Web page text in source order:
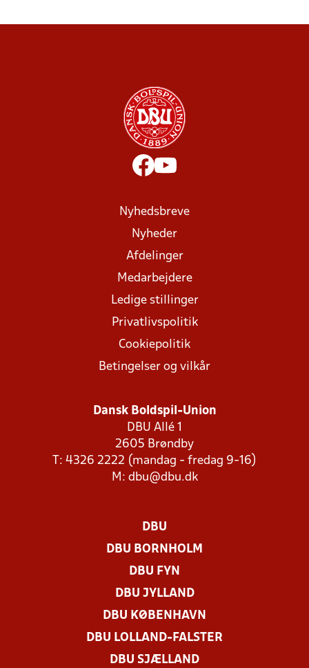
Nyhedsbreve
Nyheder
Afdelinger
Medarbejdere
Ledige stillinger
Privatlivspolitik
Cookiepolitik
Betingelser og vilkår
Dansk Boldspil-Union
DBU Allé 1
2605 Brøndby
T: 4326 2222 (mandag - fredag 9-16)
M: dbu@dbu.dk
DBU
DBU BORNHOLM
DBU FYN
DBU JYLLAND
DBU KØBENHAVN
DBU LOLLAND-FALSTER
DBU SJÆLLAND